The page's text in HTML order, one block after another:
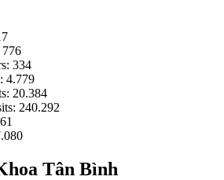
776
334
4.779
20.384
240.292
Tân Bình